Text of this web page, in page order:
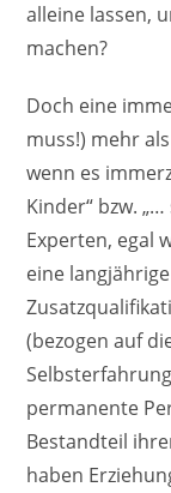
alleine lassen,
machen?
Doch eine
muss!) mehr
wenn es
Kinder“ bzw.
Experten, egal
eine
(bezogen auf
permanente
Bestandteil
haben